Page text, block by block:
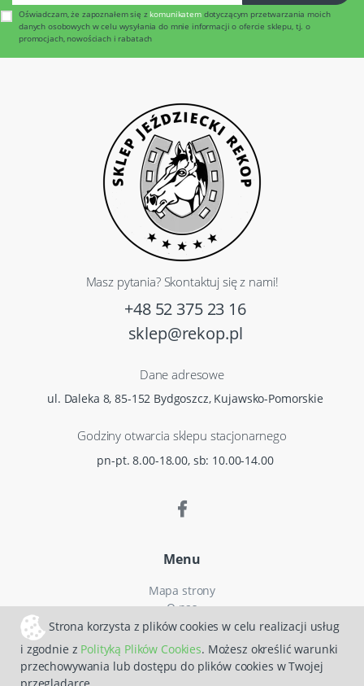
Strona korzysta z plików cookies w celu realizacji usług
i zgodnie z Polityką Plików Cookies. Możesz określić warunki
przechowywania lub dostępu do plików cookies w Twojej
przeglądarce.
Oświadczam, że zapoznałem się z komunikatemdotyczącym przetwarzania moich
danych osobowych w celu wysyłania do mnie informacji o ofercie sklepu, tj. o
promocjach, nowościach i rabatach
Masz pytania? Skontaktuj się z nami!
+48 52 375 23 16
sklep@rekop.pl
Dane adresowe
ul. Daleka 8, 85-152 Bydgoszcz, Kujawsko-Pomorskie
Godziny otwarcia sklepu stacjonarnego
pn-pt. 8.00-18.00, sb: 10.00-14.00
Menu
Mapa strony
O nas
Czas i koszty dostawy
Reklamacje
Regulamin zakupów
Polityka prywatności